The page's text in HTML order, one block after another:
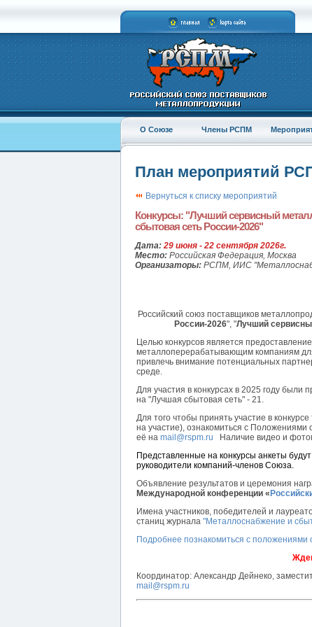
О Союзе Члены РСПМ
План мероприятий
Вернуться к списку мероприятий
Конкурсы: "Лучший сервисный
сбытовая сеть России-2026"
Дата: 29 июня - 22 сентября 2026г.
Место: Российская Федерация, Москва
Организаторы: РСПМ, ИИС
Российский союз поставщиков
России-2026", "Лучший
Целью конкурсов является
металлоперерабатывающим компаниям
привлечь внимание потенциальных
среде.
Для участия в конкурсах в 2025 году
на "Лучшая сбытовая сеть" - 21.
Для того чтобы принять участие в
на участие), ознакомиться с Положениями
её на mail@rspm.ru
Наличие видео и
Представленные на конкурсы анкеты
руководители компаний-членов Союза.
Объявление результатов и церемония
Международной конференции «
Имена участников, победителей и
станиц журнала "Металлоснабжение и
Подробнее познакомиться с положениями
Координатор: Александр Дейнеко,
mail@rspm.ru